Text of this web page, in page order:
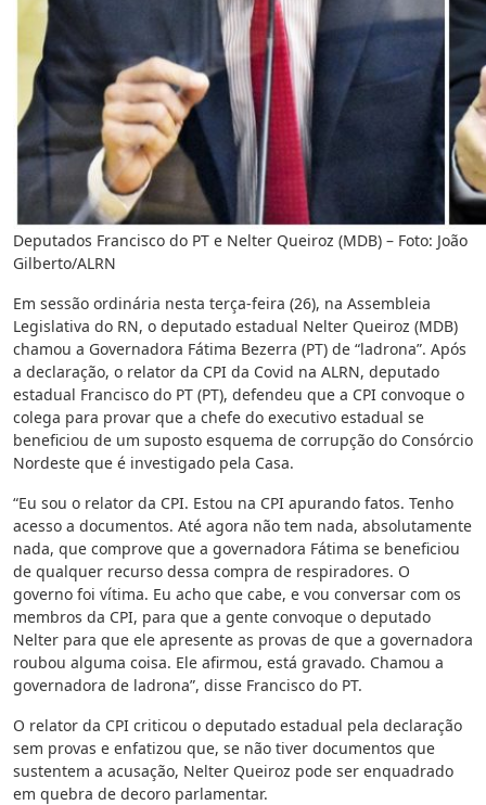
Deputados Francisco do PT e Nelter Queiroz (MDB) – Foto: João
Gilberto/ALRN
Em sessão ordinária nesta terça-feira (26), na Assembleia
Legislativa do RN, o deputado estadual Nelter Queiroz (MDB)
chamou a Governadora Fátima Bezerra (PT) de “ladrona”. Após
a declaração, o relator da CPI da Covid na ALRN, deputado
estadual Francisco do PT (PT), defendeu que a CPI convoque o
colega para provar que a chefe do executivo estadual se
beneficiou de um suposto esquema de corrupção do Consórcio
Nordeste que é investigado pela Casa.
“Eu sou o relator da CPI. Estou na CPI apurando fatos. Tenho
acesso a documentos. Até agora não tem nada, absolutamente
nada, que comprove que a governadora Fátima se beneficiou
de qualquer recurso dessa compra de respiradores. O
governo foi vítima. Eu acho que cabe, e vou conversar com os
membros da CPI, para que a gente convoque o deputado
Nelter para que ele apresente as provas de que a governadora
roubou alguma coisa. Ele afirmou, está gravado. Chamou a
governadora de ladrona”, disse Francisco do PT.
O relator da CPI criticou o deputado estadual pela declaração
sem provas e enfatizou que, se não tiver documentos que
sustentem a acusação, Nelter Queiroz pode ser enquadrado
em quebra de decoro parlamentar.